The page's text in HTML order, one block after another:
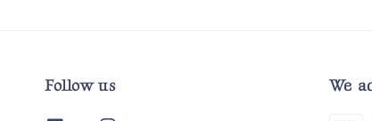
Follow us We